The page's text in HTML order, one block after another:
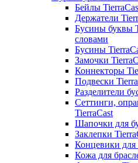
Бейлы
Держатели
Бусины буквы
словами
Бусины
Замочки
Коннекторы
Подвески
Разделители
Сеттинги,
TierraCast
Шапочки для
Заклепки
Концевики для
Кожа для